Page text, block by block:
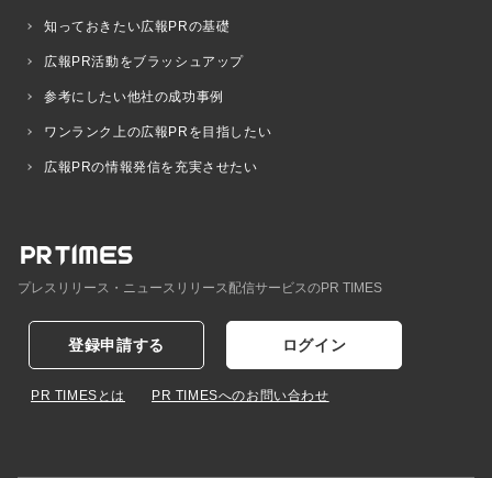
知っておきたい広報PRの基礎
広報PR活動をブラッシュアップ
参考にしたい他社の成功事例
ワンランク上の広報PRを目指したい
広報PRの情報発信を充実させたい
プレスリリース・ニュースリリース配信サービスのPR TIMES
登録申請する ログイン
PR TIMESとは PR TIMESへのお問い合わせ